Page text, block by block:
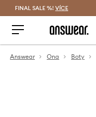
FINAL SALE %! VÍCE
Answear Ona Boty